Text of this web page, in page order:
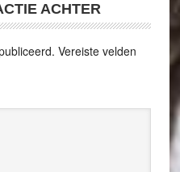
ACHTER
Vereiste velden